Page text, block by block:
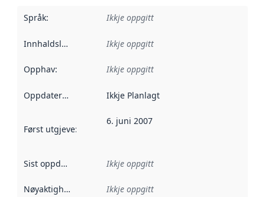
Språk: Ikkje oppgitt
Innhaldsleverandørar :
Ikkje oppgitt
Opphav: Ikkje oppgitt
Oppdateringsfrekvens :
Ikkje Planlagt
Først utgjeve: Denne datoen seier når dataa i dette
6. juni 2007
Sist oppdatert Ikkje oppgitt
Nøyaktigheit Ikkje oppgitt